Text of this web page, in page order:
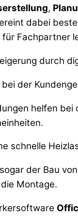
,
dabei
Fachpartner
durch
der
helfen bei
schnelle
der Bau
Montage.